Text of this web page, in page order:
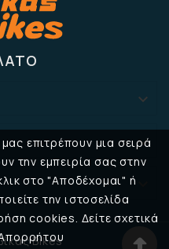
επιτρέπουν μια σειρά
την εμπειρία σας στην
στο "Αποδέχομαι" ή
την ιστοσελίδα
cookies. Δείτε σχετικά



Bikes